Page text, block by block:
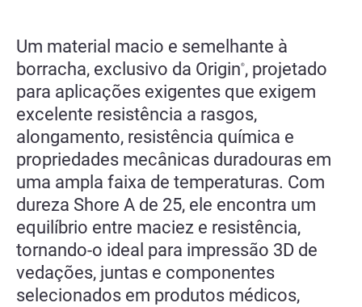
Um material macio e semelhante à
borracha, exclusivo da Origin®, projetado
para aplicações exigentes que exigem
excelente resistência a rasgos,
alongamento, resistência química e
propriedades mecânicas duradouras em
uma ampla faixa de temperaturas. Com
dureza Shore A de 25, ele encontra um
equilíbrio entre maciez e resistência,
tornando-o ideal para impressão 3D de
vedações, juntas e componentes
selecionados em produtos médicos,